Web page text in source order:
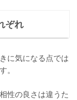
ぞれ
に気になる点では
。
性の良さは違うた